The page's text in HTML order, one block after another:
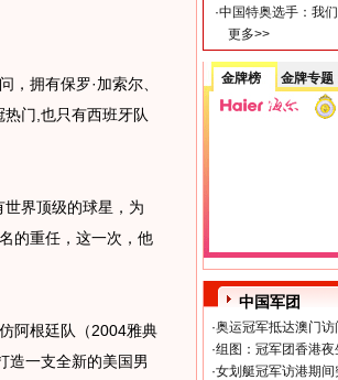
拥有保罗·加索尔、
门,也只有西班牙队
界顶级的球星，为
的重任，这一次，他
阿根廷队（2004雅典
造一支全新的美国男
·中国特奥选手：我
更多>>
金牌榜 金牌专题
中国军团
·奥运冠军抵达澳门
·组图：冠军团香港
·女划艇冠军访港期